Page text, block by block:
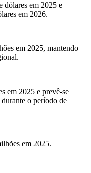
dólares em 2025 e
em 2026.
em 2025, mantendo
em 2025 e prevê-se
o período de
em 2025.